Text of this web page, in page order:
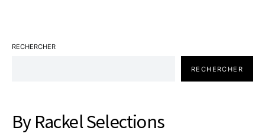
RECHERCHER
RECHERCHER
By Rackel Selections